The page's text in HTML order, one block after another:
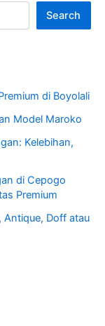
Search
di Boyolali
Model Maroko
Kelebihan,
di Cepogo
Premium
Antique, Doff atau